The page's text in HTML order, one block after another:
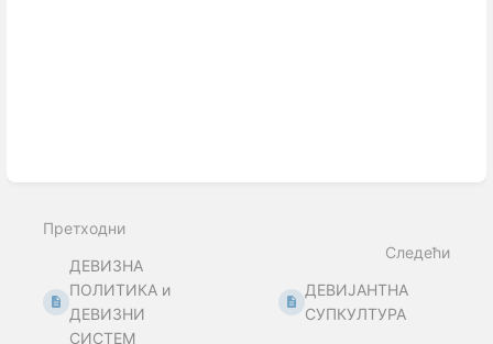
Претходни
ДЕВИЗНА
ПОЛИТИКА и
ДЕВИЗНИ
СИСТЕМ
Следећи
ДЕВИЈАНТНА
СУПКУЛТУРА